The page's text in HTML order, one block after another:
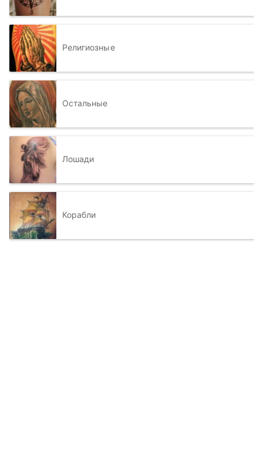
Религиозные
Остальные
Лошади
Корабли